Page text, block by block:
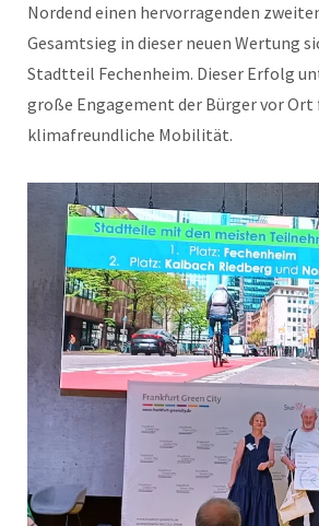
Nordend einen hervorragenden
Gesamtsieg in dieser neuen Wertung
Stadtteil Fechenheim. Dieser Erfolg
große Engagement der Bürger vor Ort
klimafreundliche Mobilität.